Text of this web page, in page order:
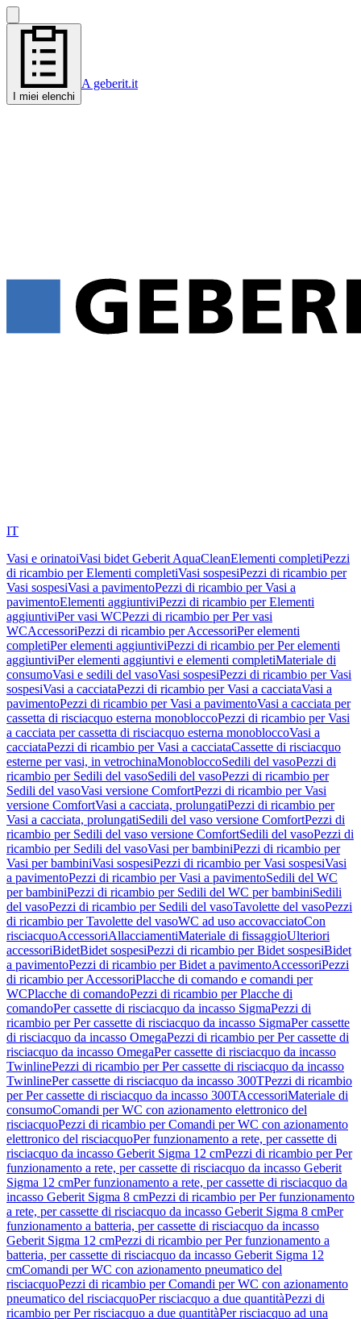
I miei elenchi
A geberit.it
IT
Vasi e orinatoiVasi bidet Geberit AquaCleanElementi completiPezzi
di ricambio per Elementi completiVasi sospesiPezzi di ricambio per
Vasi sospesiVasi a pavimentoPezzi di ricambio per Vasi a
pavimentoElementi aggiuntiviPezzi di ricambio per Elementi
aggiuntiviPer vasi WCPezzi di ricambio per Per vasi
WCAccessoriPezzi di ricambio per AccessoriPer elementi
completiPer elementi aggiuntiviPezzi di ricambio per Per elementi
aggiuntiviPer elementi aggiuntivi e elementi completiMateriale di
consumoVasi e sedili del vasoVasi sospesiPezzi di ricambio per Vasi
sospesiVasi a cacciataPezzi di ricambio per Vasi a cacciataVasi a
pavimentoPezzi di ricambio per Vasi a pavimentoVasi a cacciata per
cassetta di risciacquo esterna monobloccoPezzi di ricambio per Vasi
a cacciata per cassetta di risciacquo esterna monobloccoVasi a
cacciataPezzi di ricambio per Vasi a cacciataCassette di risciacquo
esterne per vasi, in vetrochinaMonobloccoSedili del vasoPezzi di
ricambio per Sedili del vasoSedili del vasoPezzi di ricambio per
Sedili del vasoVasi versione ComfortPezzi di ricambio per Vasi
versione ComfortVasi a cacciata, prolungatiPezzi di ricambio per
Vasi a cacciata, prolungatiSedili del vaso versione ComfortPezzi di
ricambio per Sedili del vaso versione ComfortSedili del vasoPezzi di
ricambio per Sedili del vasoVasi per bambiniPezzi di ricambio per
Vasi per bambiniVasi sospesiPezzi di ricambio per Vasi sospesiVasi
a pavimentoPezzi di ricambio per Vasi a pavimentoSedili del WC
per bambiniPezzi di ricambio per Sedili del WC per bambiniSedili
del vasoPezzi di ricambio per Sedili del vasoTavolette del vasoPezzi
di ricambio per Tavolette del vasoWC ad uso accovacciatoCon
risciacquoAccessoriAllacciamentiMateriale di fissaggioUlteriori
accessoriBidetBidet sospesiPezzi di ricambio per Bidet sospesiBidet
a pavimentoPezzi di ricambio per Bidet a pavimentoAccessoriPezzi
di ricambio per AccessoriPlacche di comando e comandi per
WCPlacche di comandoPezzi di ricambio per Placche di
comandoPer cassette di risciacquo da incasso SigmaPezzi di
ricambio per Per cassette di risciacquo da incasso SigmaPer cassette
di risciacquo da incasso OmegaPezzi di ricambio per Per cassette di
risciacquo da incasso OmegaPer cassette di risciacquo da incasso
TwinlinePezzi di ricambio per Per cassette di risciacquo da incasso
TwinlinePer cassette di risciacquo da incasso 300TPezzi di ricambio
per Per cassette di risciacquo da incasso 300TAccessoriMateriale di
consumoComandi per WC con azionamento elettronico del
risciacquoPezzi di ricambio per Comandi per WC con azionamento
elettronico del risciacquoPer funzionamento a rete, per cassette di
risciacquo da incasso Geberit Sigma 12 cmPezzi di ricambio per Per
funzionamento a rete, per cassette di risciacquo da incasso Geberit
Sigma 12 cmPer funzionamento a rete, per cassette di risciacquo da
incasso Geberit Sigma 8 cmPezzi di ricambio per Per funzionamento
a rete, per cassette di risciacquo da incasso Geberit Sigma 8 cmPer
funzionamento a batteria, per cassette di risciacquo da incasso
Geberit Sigma 12 cmPezzi di ricambio per Per funzionamento a
batteria, per cassette di risciacquo da incasso Geberit Sigma 12
cmComandi per WC con azionamento pneumatico del
risciacquoPezzi di ricambio per Comandi per WC con azionamento
pneumatico del risciacquoPer risciacquo a due quantitàPezzi di
ricambio per Per risciacquo a due quantitàPer risciacquo ad una